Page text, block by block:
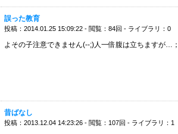
誤った教育
投稿：2014.01.25 15:09:22 - 閲覧：84回 - ライブラリ：0
よその子注意できません(--;)人一倍腹は立ちますが…
昔ばなし
投稿：2013.12.04 14:23:26 - 閲覧：107回 - ライブラリ：1